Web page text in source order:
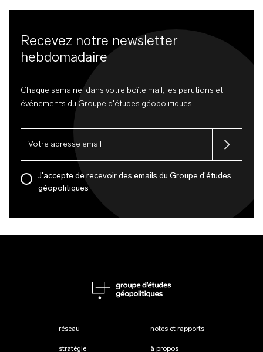
Recevez notre newsletter
hebdomadaire
Chaque semaine, dans votre boîte mail, les parutions et
événements du Groupe d'études géopolitiques.
J'accepte de recevoir des emails du Groupe d'études
géopolitiques
réseau
stratégie
notes et rapports
à propos